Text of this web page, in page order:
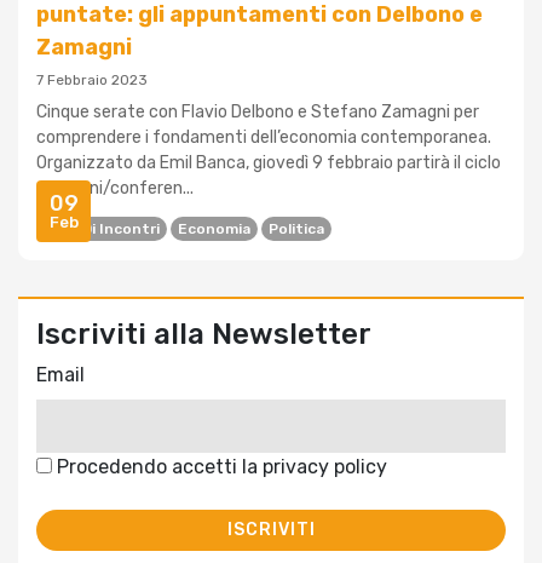
09
Feb
puntate: gli appuntamenti con Delbono e
Zamagni
7 Febbraio 2023
Cinque serate con Flavio Delbono e Stefano Zamagni per
comprendere i fondamenti dell’economia contemporanea.
Organizzato da Emil Banca, giovedì 9 febbraio partirà il ciclo
di lezioni/conferen...
Ciclo Di Incontri Economia Politica
Iscriviti alla Newsletter
Email
Procedendo accetti la privacy policy